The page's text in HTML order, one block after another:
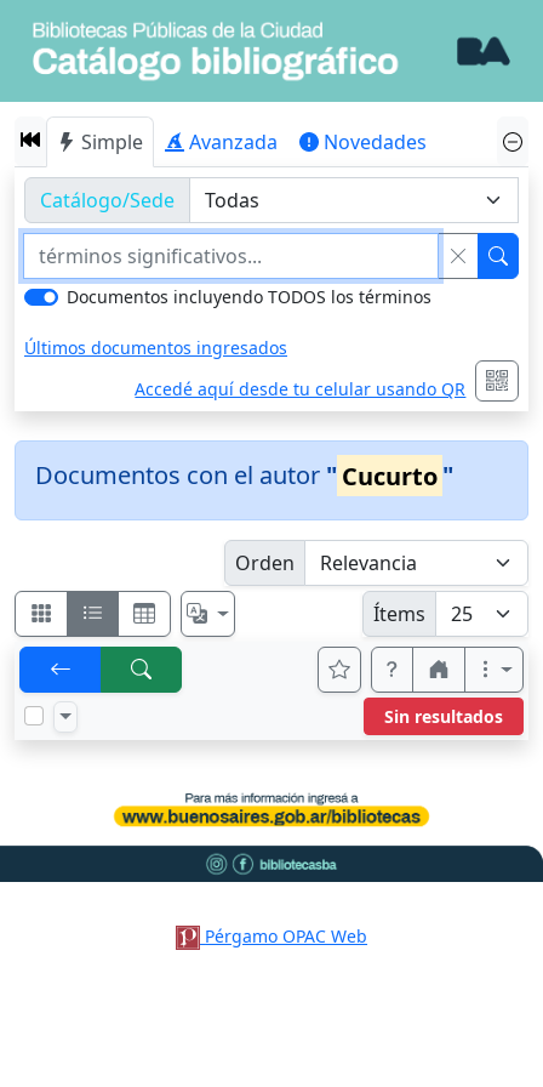
Simple Avanzada Novedades
Catálogo/Sede
Documentos incluyendo TODOS los términos
Últimos documentos ingresados
Accedé aquí desde tu celular usando QR
Documentos con el autor " Cucurto"
Orden
Ítems
Sin resultados
Pérgamo OPAC Web